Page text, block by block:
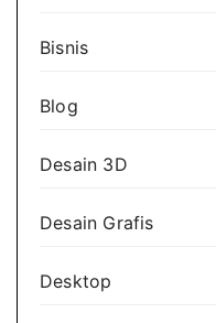
Bisnis
Blog
Desain 3D
Desain Grafis
Desktop